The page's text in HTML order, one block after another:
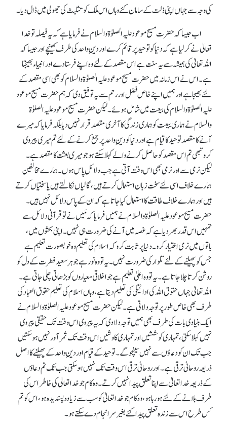
کی وجہ سے جہاں اپنی ذلت کے سامان کئے وہاں اس ملک کو تثلیث کی جھولی میں ڈال دیا۔
اب جیسا کہ حضرت مسیح موعود علیہ الصلوٰۃ والسلام نے فرمایا ہے کہ یہ فیصلہ تو خدا
تعالیٰ نے کر لیا ہے کہ دنیا کو توحید پر قائم کرے اور دینِ واحد کی طرف کھینچے اور جیسا کہ
اللہ تعالیٰ کی ہمیشہ سے یہ سنت ہے اس مقصد کے لئے وہ اپنے فرستادے اور انبیاء بھیجتا
ہے۔ اس نے اس زمانہ میں حضرت مسیح موعود علیہ الصلوٰۃ والسلام کو بھی اسی مقصد کے
لئے بھیجا ہے اور ہمیں اپنے خاص فضل اور رحم سے یہ توفیق دی کہ ہم حضرت مسیح موعود
علیہ الصلوٰۃ والسلام کی بیعت میں شامل ہوئے۔ لیکن حضرت مسیح موعود علیہ الصلوٰۃ
والسلام نے ہماری بیعت کو ہماری زندگی کا آخری مقصد قرار نہیں دیا بلکہ فرمایا کہ میرے
آنے کا مقصد توحید کا قیام ہے اور دنیا کو دینِ واحد پر جمع کرنے کے لئے تم میری پیروی
کرو تبھی تم اس مقصد کو حاصل کرنے والے کہلا سکتے ہوجو میری بعثت کا مقصد ہے۔
لیکن نرمی سے اور نرمی بھی اس وقت آتی ہے جب دلائل پاس ہوں۔ ہمارے مخالفین
ہمارے خلاف اسی لئے سخت زبان استعمال کرتے ہیں، گالیاں نکالتے ہیں یا سختیاں کرتے
ہیں اور ہمارے خلاف طاقت کا استعمال کیا جاتا ہے کہ ان کے پاس دلائل نہیں ہیں۔
حضرت مسیح موعود علیہ الصلوٰۃ والسلام نے ہمیں فرمایاکہ مَیں نے تو قرآنی دلائل سے
تمہیں اس قدر بھر دیا ہے کہ غصہ میں آنے کی ضرورت ہی نہیں۔ اپنی بحثوں میں،
باتوں میں نرمی اختیار کرو۔ دنیا پر ثابت کرو کہ اسلام کی تعلیم وہ خوبصورت تعلیم ہے
جس کو پھیلنے کے لئے تلوار کی ضرورت نہیں۔ یہ تو وہ نور ہے جو ہر سعید فطرت کے دل کو
روشن کرتا چلا جاتا ہے۔ یہ تو وہ اعلیٰ تعلیم ہے جو اخلاقی معیاروں کو بڑھاتی چلی جاتی ہے۔
اللہ تعالیٰ جہاں حقوق اللہ کی ادائیگی کی تعلیم دیتا ہے، وہاں اسلام کی تعلیم حقوق العباد کی
طرف بھی خاص طور پر توجہ دلاتی ہے۔ لیکن حضرت مسیح موعود علیہ الصلوٰۃ والسلام نے
ایک بنیادی بات کی طرف بھی ہمیں توجہ دلا دی کہ یہ پیروی اس وقت تک حقیقی پیروی
نہیں کہلا سکتی، تمہاری کوششیں اور تمہاری کاوشیں اس وقت تک ثمر آور نہیں ہو سکتیں
جب تک ان کو دعاوٴں سے نہیں سینچو گے۔ توحید کے قیام اور دینِ واحد کے پھیلنے کا اصل
ذریعہ روحانی ترقی ہے۔ اور روحانی ترقی اس وقت تک نہیں ہو سکتی جب تک تم دعاوٴں
کے ذریعہ خدا تعالیٰ سے اپنا تعلق پیدا نہیں کرتے۔ وہ کام جو خدا تعالیٰ کی خاطر اس کی
طرف بلانے کے لئے ہو رہا ہو، وہ کام جو خدا تعالیٰ کو سب سے زیادہ پسندیدہ ہو، اس کو تم
کس طرح اس سے زندہ تعلق پیدا کئے بغیر سر انجام دے سکتے ہو۔